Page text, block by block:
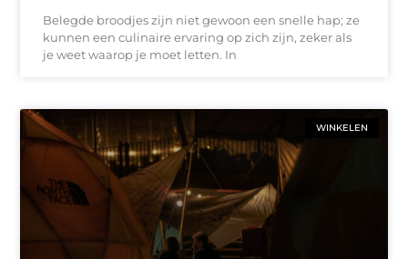
Belegde broodjes zijn niet gewoon een snelle hap; ze
kunnen een culinaire ervaring op zich zijn, zeker als
je weet waarop je moet letten. In
WINKELEN